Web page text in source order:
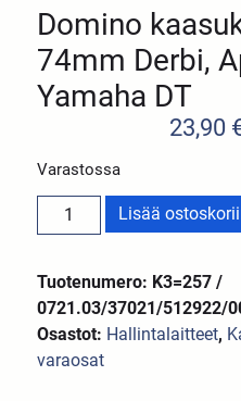
Domino
74mm Derbi,
Yamaha DT
23,90
Varastossa
Lisää
Tuotenumero: K3=257 /
0721.03/37021/512922/
Osastot: Hallintalaitteet,
varaosat